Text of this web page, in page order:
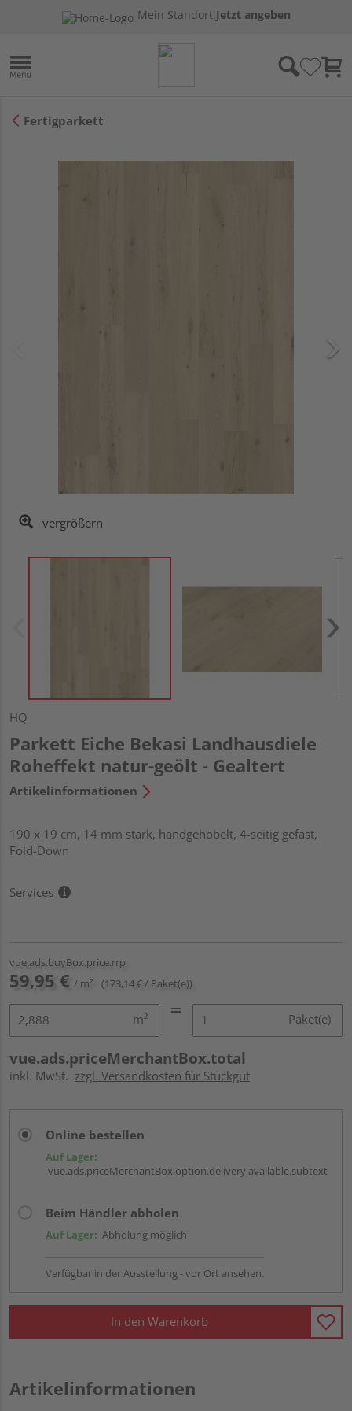
Mein Standort:Jetzt angeben
Fertigparkett
vergrößern
HQ
Parkett Eiche Bekasi Landhausdiele
Roheffekt natur-geölt - Gealtert
Artikelinformationen
190 x 19 cm, 14 mm stark, handgehobelt, 4-seitig gefast,
Fold-Down
Services
vue.ads.buyBox.price.rrp
59,95 € / m² (173,14 € / Paket(e))
m² Paket(e)
vue.ads.priceMerchantBox.total
inkl. MwSt. zzgl. Versandkosten für Stückgut
Online bestellen
Auf Lager:
vue.ads.priceMerchantBox.option.delivery.available.subtext
Beim Händler abholen
Auf Lager: Abholung möglich
Verfügbar in der Ausstellung - vor Ort ansehen.
In den Warenkorb
Artikelinformationen